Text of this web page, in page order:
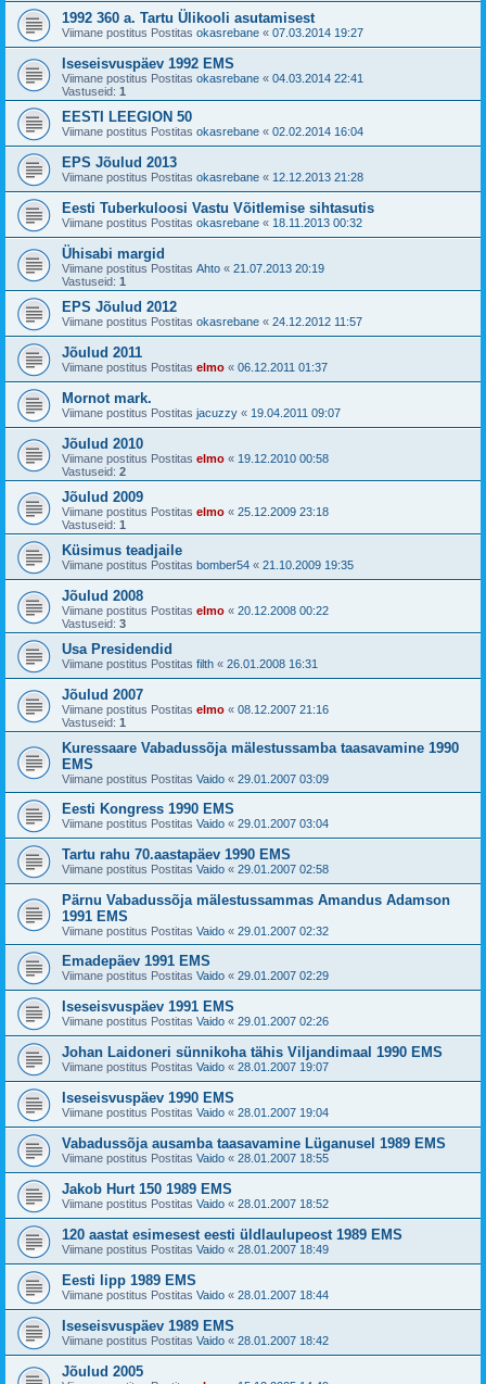
1992 360 a. Tartu Ülikooli asutamisest
Viimane postitus Postitas okasrebane « 07.03.2014 19:27
Iseseisvuspäev 1992 EMS
Viimane postitus Postitas okasrebane « 04.03.2014 22:41
Vastuseid: 1
EESTI LEEGION 50
Viimane postitus Postitas okasrebane « 02.02.2014 16:04
EPS Jõulud 2013
Viimane postitus Postitas okasrebane « 12.12.2013 21:28
Eesti Tuberkuloosi Vastu Võitlemise sihtasutis
Viimane postitus Postitas okasrebane « 18.11.2013 00:32
Ühisabi margid
Viimane postitus Postitas Ahto « 21.07.2013 20:19
Vastuseid: 1
EPS Jõulud 2012
Viimane postitus Postitas okasrebane « 24.12.2012 11:57
Jõulud 2011
Viimane postitus Postitas elmo « 06.12.2011 01:37
Mornot mark.
Viimane postitus Postitas jacuzzy « 19.04.2011 09:07
Jõulud 2010
Viimane postitus Postitas elmo « 19.12.2010 00:58
Vastuseid: 2
Jõulud 2009
Viimane postitus Postitas elmo « 25.12.2009 23:18
Vastuseid: 1
Küsimus teadjaile
Viimane postitus Postitas bomber54 « 21.10.2009 19:35
Jõulud 2008
Viimane postitus Postitas elmo « 20.12.2008 00:22
Vastuseid: 3
Usa Presidendid
Viimane postitus Postitas filth « 26.01.2008 16:31
Jõulud 2007
Viimane postitus Postitas elmo « 08.12.2007 21:16
Vastuseid: 1
Kuressaare Vabadussõja mälestussamba taasavamine 1990
EMS
Viimane postitus Postitas Vaido « 29.01.2007 03:09
Eesti Kongress 1990 EMS
Viimane postitus Postitas Vaido « 29.01.2007 03:04
Tartu rahu 70.aastapäev 1990 EMS
Viimane postitus Postitas Vaido « 29.01.2007 02:58
Pärnu Vabadussõja mälestussammas Amandus Adamson
1991 EMS
Viimane postitus Postitas Vaido « 29.01.2007 02:32
Emadepäev 1991 EMS
Viimane postitus Postitas Vaido « 29.01.2007 02:29
Iseseisvuspäev 1991 EMS
Viimane postitus Postitas Vaido « 29.01.2007 02:26
Johan Laidoneri sünnikoha tähis Viljandimaal 1990 EMS
Viimane postitus Postitas Vaido « 28.01.2007 19:07
Iseseisvuspäev 1990 EMS
Viimane postitus Postitas Vaido « 28.01.2007 19:04
Vabadussõja ausamba taasavamine Lüganusel 1989 EMS
Viimane postitus Postitas Vaido « 28.01.2007 18:55
Jakob Hurt 150 1989 EMS
Viimane postitus Postitas Vaido « 28.01.2007 18:52
120 aastat esimesest eesti üldlaulupeost 1989 EMS
Viimane postitus Postitas Vaido « 28.01.2007 18:49
Eesti lipp 1989 EMS
Viimane postitus Postitas Vaido « 28.01.2007 18:44
Iseseisvuspäev 1989 EMS
Viimane postitus Postitas Vaido « 28.01.2007 18:42
Jõulud 2005